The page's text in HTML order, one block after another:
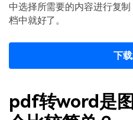
中选择所需要的内容进行复
档中就好了。
下
pdf转word是